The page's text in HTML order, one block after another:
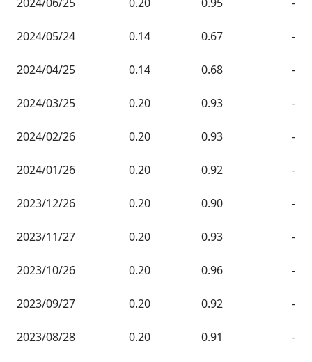
2024/05/24 0.14 0.67 -
2024/04/25 0.14 0.68 -
2024/03/25 0.20 0.93 -
2024/02/26 0.20 0.93 -
2024/01/26 0.20 0.92 -
2023/12/26 0.20 0.90 -
2023/11/27 0.20 0.93 -
2023/10/26 0.20 0.96 -
2023/09/27 0.20 0.92 -
2023/08/28 0.20 0.91 -